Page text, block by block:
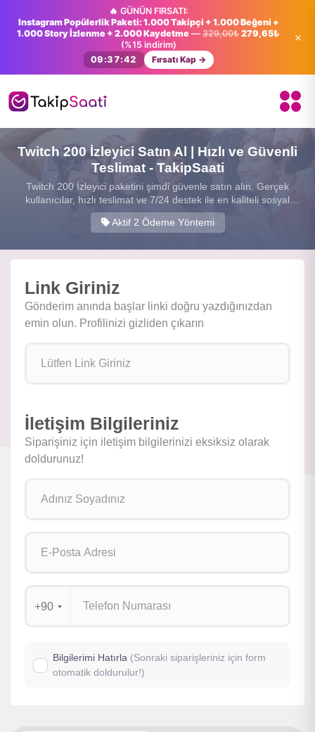
🔥 GÜNÜN FIRSATI:
Instagram Popülerlik Paketi: 1.000 Takipçi + 1.000 Beğeni +
1.000 Story İzlenme + 2.000 Kaydetme — 329,00₺ 279,65₺
(%15 indirim)
09:37:41
Fırsatı Kap →
×
Twitch 200 İzleyici Satın Al | Hızlı ve Güvenli
Teslimat - TakipSaati
Twitch 200 İzleyici paketini şimdi güvenle satın alın. Gerçek
kullanıcılar, hızlı teslimat ve 7/24 destek ile en kaliteli sosyal
medya hizmetini sunuyoruz.
Aktif 2 Ödeme Yöntemi
Link Giriniz
Gönderim anında başlar linki doğru yazdığınızdan
emin olun. Profilinizi gizliden çıkarın
İletişim Bilgileriniz
Siparişiniz için iletişim bilgilerinizi eksiksiz olarak
doldurunuz!
+90
Bilgilerimi Hatırla (Sonraki siparişleriniz için form
otomatik doldurulur!)